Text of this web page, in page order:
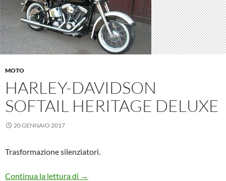
MOTO
HARLEY-DAVIDSON
SOFTAIL HERITAGE DELUXE
20 GENNAIO 2017
Trasformazione silenziatori.
Continua la lettura di Harley-Davidson Softail Heritage Deluxe
→